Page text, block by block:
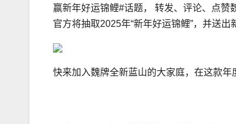
赢新年好运锦鲤#话题， 转发、评论、点赞
官方将抽取2025年“新年好运锦鲤”，并送出
快来加入魏牌全新蓝山的大家庭，在这款年